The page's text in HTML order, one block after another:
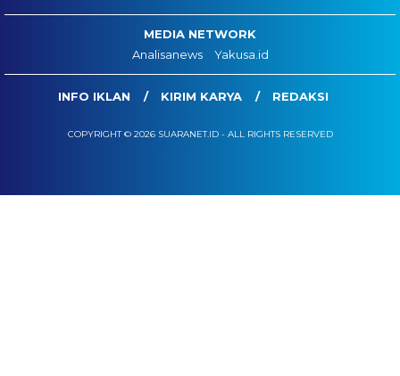
MEDIA NETWORK
Analisanews
Yakusa.id
INFO IKLAN KIRIM KARYA REDAKSI
COPYRIGHT © 2026 SUARANET.ID - ALL RIGHTS RESERVED